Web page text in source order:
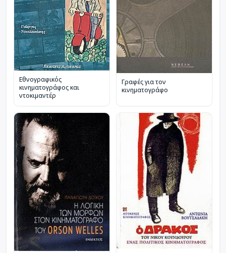
Εθνογραφικός
κινηματογράφος και
ντοκιμαντέρ
Γραφές για τον
κινηματογράφο